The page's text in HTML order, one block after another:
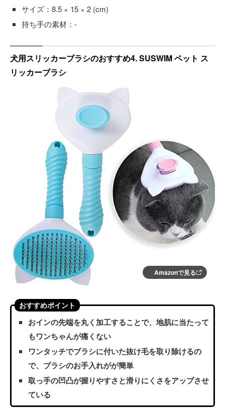
サイズ：8.5 × 15 × 2 (cm)
持ち手の素材：-
犬用スリッカーブラシのおすすめ4. SUSWIM ペット ス
リッカーブラシ
Amazonで見る
おすすめポイント
おインの先端を丸く加工することで、地肌に当たって
もワンちゃんが痛くない
ワンタッチでブラシに付いた抜け毛を取り除けるの
で、ブラシのお手入れがが簡単
取っ手の凹凸が握りやすさと滑りにくさをアップさせ
ている